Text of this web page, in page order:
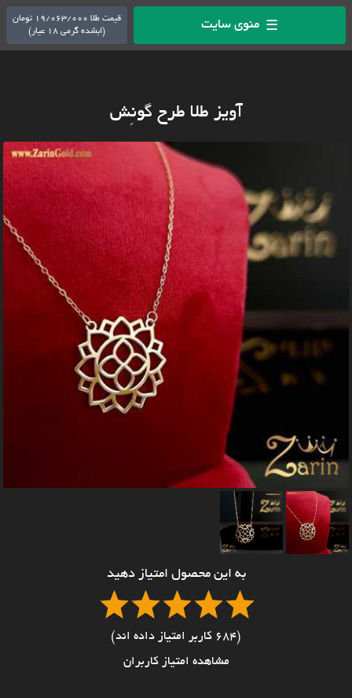
☰ منوی سایت
قیمت طلا 19/063/000 تومان
(ابشده گرمی 18 عیار)
آویز طلا طرح گونِش
به این محصول امتیاز دهید
(684 کاربر امتیاز داده اند)
مشاهده امتیاز کاربران